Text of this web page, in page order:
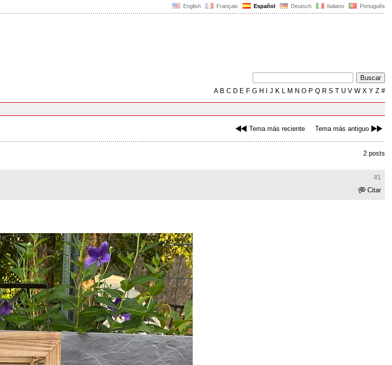
English Français Español Deutsch Italiano Português
AB C D E F G H J K L M N O P Q R S T U V W X Y Z #
Tema más reciente Tema más antiguo
2 posts
#1
Citar